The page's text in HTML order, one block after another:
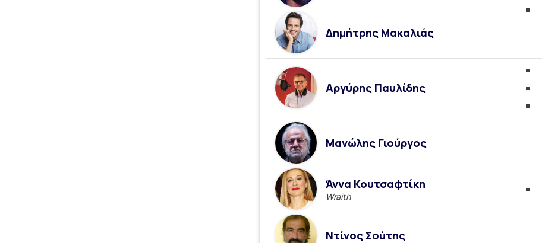
Δημήτρης Μακαλιάς
Αργύρης Παυλίδης
Μανώλης Γιούργος
Άννα Κουτσαφτίκη
Wraith
Ντίνος Σούτης